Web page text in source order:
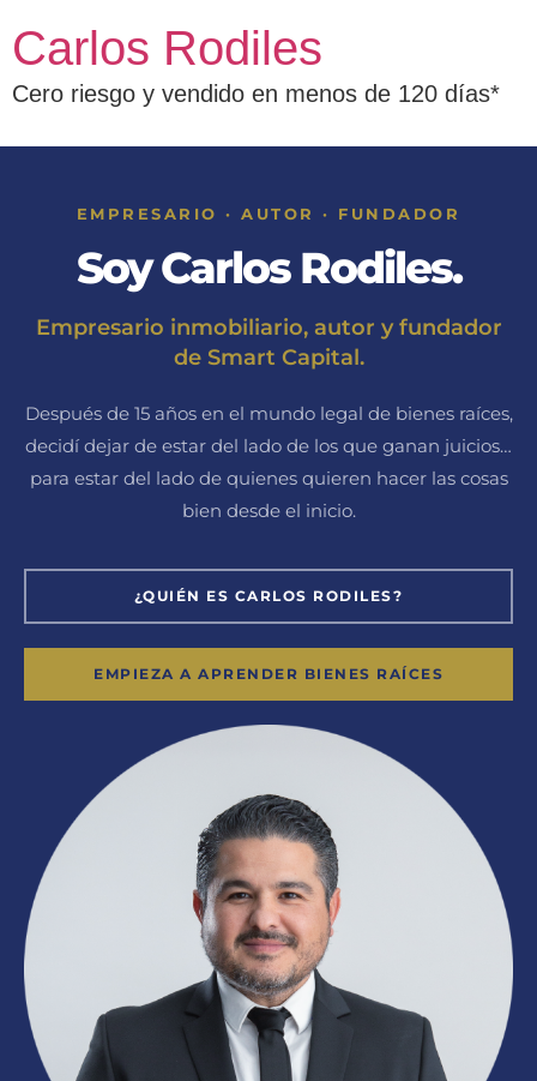
Carlos Rodiles
Cero riesgo y vendido en menos de 120 días*
EMPRESARIO · AUTOR · FUNDADOR
Soy Carlos Rodiles.
Empresario inmobiliario, autor y fundador
de Smart Capital.
Después de 15 años en el mundo legal de bienes raíces,
decidí dejar de estar del lado de los que ganan juicios…
para estar del lado de quienes quieren hacer las cosas
bien desde el inicio.
¿QUIÉN ES CARLOS RODILES?
EMPIEZA A APRENDER BIENES RAÍCES